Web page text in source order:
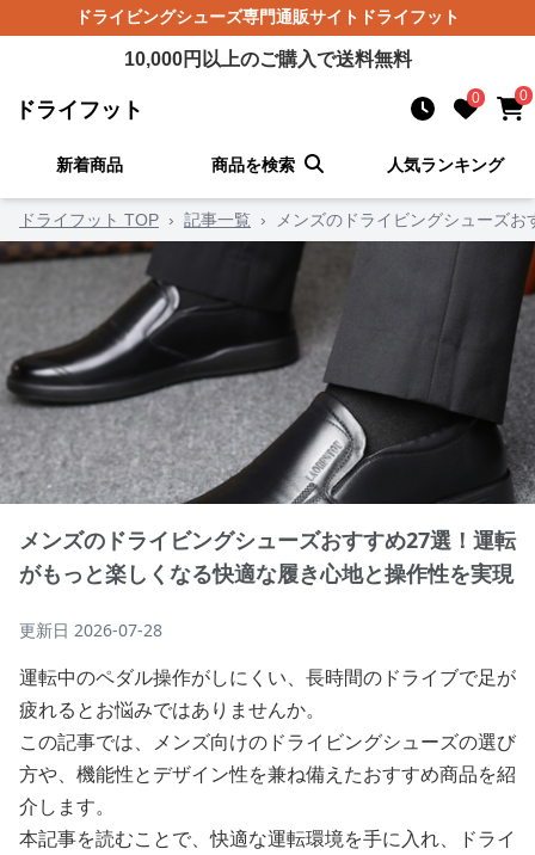
ドライビングシューズ専門通販サイト ドライフット
10,000円以上のご購入で送料無料
ドライフット 0 0
新着商品 商品を検索 人気ランキング
ドライフット TOP › 記事一覧 › メンズのドライビングシューズ
メンズのドライビングシューズおすすめ27選！運転
がもっと楽しくなる快適な履き心地と操作性を実現
更新日 2026-07-28
運転中のペダル操作がしにくい、長時間のドライブで足が
疲れるとお悩みではありませんか。
この記事では、メンズ向けのドライビングシューズの選び
方や、機能性とデザイン性を兼ね備えたおすすめ商品を紹
介します。
本記事を読むことで、快適な運転環境を手に入れ、ドライ